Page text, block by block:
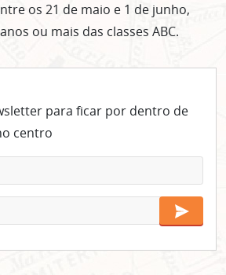
os 21 de maio e 1 de junho,
ou mais das classes ABC.
para ficar por dentro de
centro